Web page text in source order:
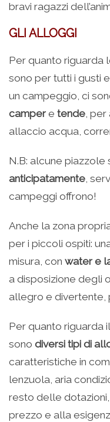
bravi ragazzi
GLI ALLOGGI
Per quanto riguarda
sono per tutti i gusti
un campeggio, ci
camper e tende, per
allaccio acqua,
N.B: alcune piazzole
anticipatamente,
campeggi offrono!
Anche la zona
per i piccoli ospiti:
misura, con water e
a disposizione degli
allegro e divertente,
Per quanto riguarda
sono diversi tipi di
caratteristiche in
lenzuola, aria
resto delle dotazioni,
prezzo e alla